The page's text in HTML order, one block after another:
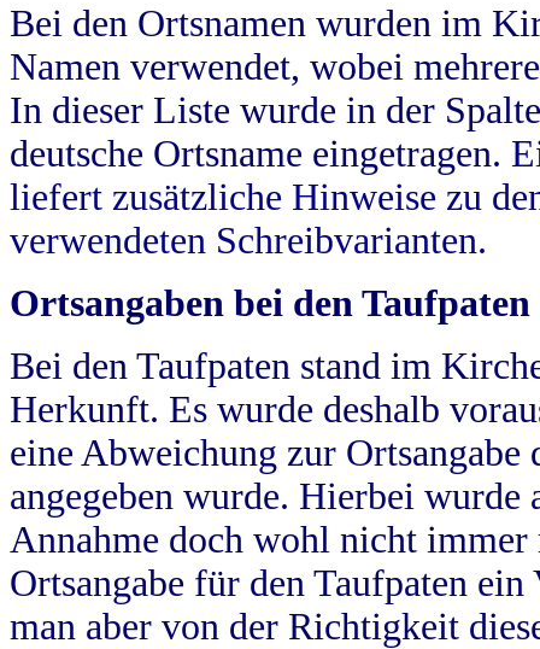
Bei den Ortsnamen wurden im
Namen verwendet, wobei
In dieser Liste wurde in der
deutsche Ortsname eingetragen.
liefert zusätzliche Hinweise zu
verwendeten Schreibvarianten.
Ortsangaben bei den Taufpaten
Bei den Taufpaten stand im
Herkunft. Es wurde deshalb
eine Abweichung zur
angegeben wurde. Hierbei wurde
Annahme doch wohl nicht
Ortsangabe für den Taufpaten
man aber von der Richtigkeit